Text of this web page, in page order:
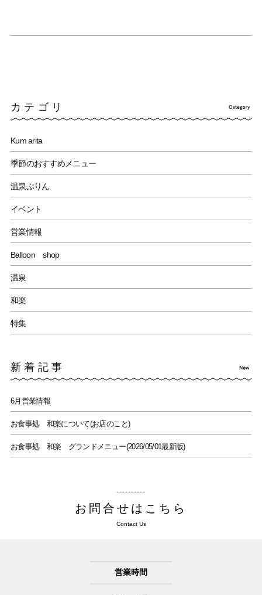
カテゴリ
Kum arita
季節のおすすめメニュー
温泉ぷりん
イベント
営業情報
Balloon shop
温泉
和楽
特集
新着記事
6月営業情報
お食事処 和楽について(お店のこと)
お食事処 和楽 グランドメニュー(2026/05/01最新版)
お問合せはこちら
Contact Us
営業時間